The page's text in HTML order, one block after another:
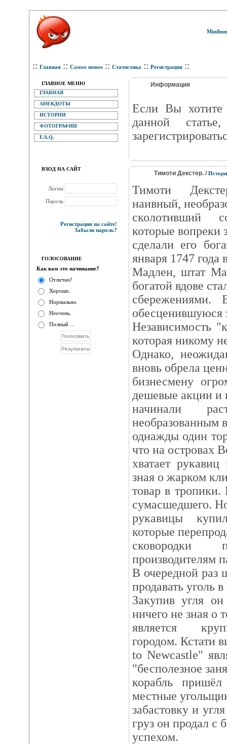
:: Главная :: Самое новое :: Статистика :: Регистрация ::
ГЛАВНОЕ МЕНЮ
ГЛАВНАЯ
АНЕКДОТЫ
ИСТОРИИ
ФОТОГРАФИИ
F.A.Q.
ВХОД НА САЙТ
Логин
Пароль
Регистрация на сайте!
Забыли пароль?
ГОЛОСОВАНИЕ
Как вам это начинание?
Отлично!
Хорошо.
Нормально.
Неочень.
Полный ...
Информация
Eсли Вы хотите
данной
Тимоти Декстер. /
Тимоти
наивный,
сколотивший
которые вопреки
сделали его
января 1747 года
Мадлен, штат
богатой вдове
сбережениями.
обесценившуюся
Независимость
которая никому
Однако,
вновь обрела
бизнесмену
дешевые акции и
начинали
необразованным
однажды один
что на островах
хватает
зная о жарком
товар в тропики.
сумасшедшего.
рукавицы
которые
сковородки
производителям
В очередной раз
продавать уголь
Закупив угля
ничего не зная о
является
городом. Кстати
to Newcastle"
"бесполезное
корабль
местные
забастовку и
груз он продал с
успехом.